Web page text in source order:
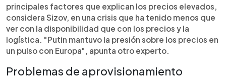
principales factores que explican los precios elevados,
considera Sizov, en una crisis que ha tenido menos que
ver con la disponibilidad que con los precios y la
logística. "Putin mantuvo la presión sobre los precios en
un pulso con Europa", apunta otro experto.
Problemas de aprovisionamiento